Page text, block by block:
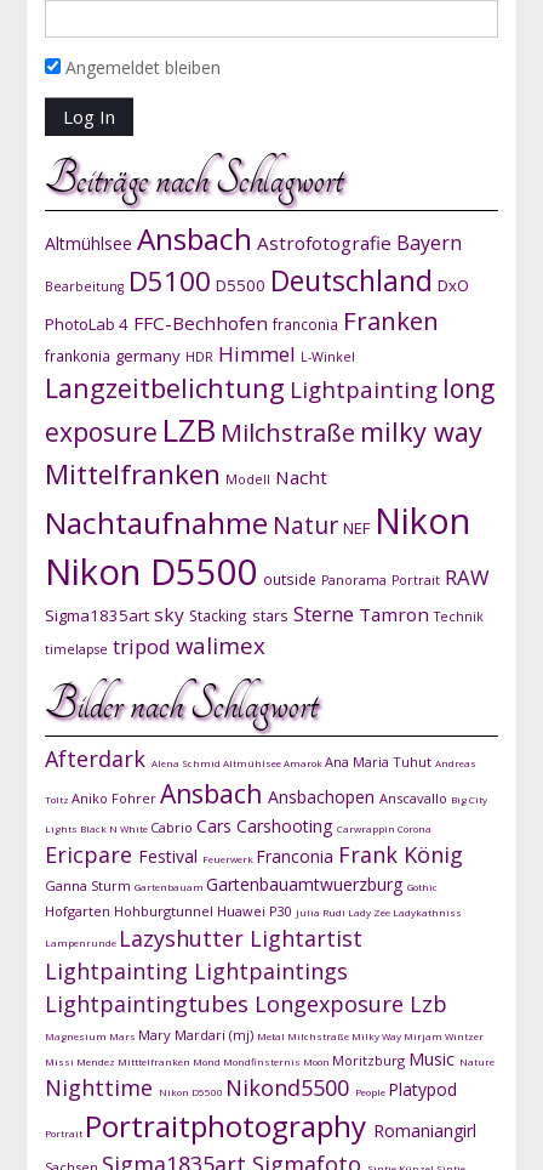
Angemeldet bleiben
Beiträge nach Schlagwort
Altmühlsee Ansbach Astrofotografie Bayern
Bearbeitung D5100 D5500 Deutschland DxO
PhotoLab 4 FFC-Bechhofen franconia Franken
frankonia germany HDR Himmel L-Winkel
Langzeitbelichtung Lightpainting long
exposure LZB Milchstraße milky way
Mittelfranken Modell Nacht
Nachtaufnahme Natur NEF Nikon
Nikon D5500 outside Panorama Portrait RAW
Sigma1835art sky Stacking stars Sterne Tamron Technik
timelapse tripod walimex
Bilder nach Schlagwort
Afterdark Alena Schmid AltmühlseeAmarokAna Maria Tuhut Andreas
Toltz Aniko Fohrer Ansbach Ansbachopen Anscavallo Big City
Lights Black N White Cabrio Cars Carshooting Carwrappin Corona
Ericpare Festival Feuerwerk Franconia Frank König
Ganna Sturm Gartenbauam Gartenbauamtwuerzburg Gothic
Hofgarten Hohburgtunnel Huawei P30 Julia Rudi Lady Zee Ladykathniss
Lampenrunde Lazyshutter Lightartist
Lightpainting Lightpaintings
Lightpaintingtubes Longexposure Lzb
Magnesium Mars Mary Mardari (mj) Metal Milchstraße Milky Way Mirjam Wintzer
Missi Mendez Mitttelfranken Mond Mondfinsternis Moon Moritzburg Music Nature
Nighttime Nikon D5500 Nikond5500 People Platypod
Portrait Portraitphotography Romaniangirl
Sigma1835art Sigmafoto